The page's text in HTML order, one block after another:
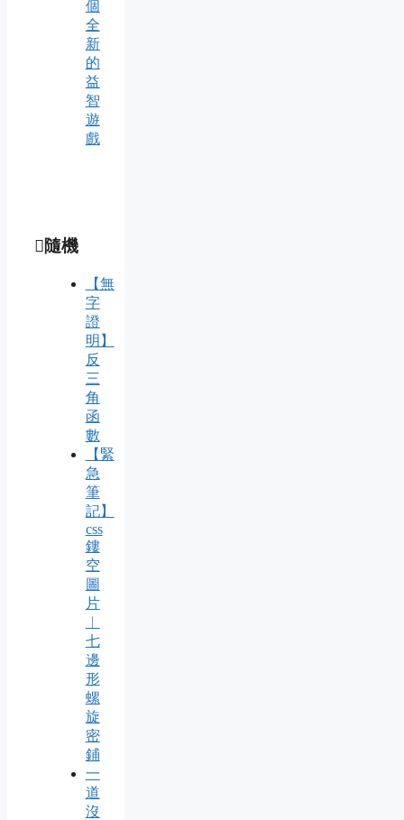
個
全
新
的
益
智
遊
戲
隨機
【無
字
證
明】
反
三
角
函
數
【緊
急
筆
記】
css
鏤
空
圖
片
︱
七
邊
形
螺
旋
密
鋪
一
道
沒